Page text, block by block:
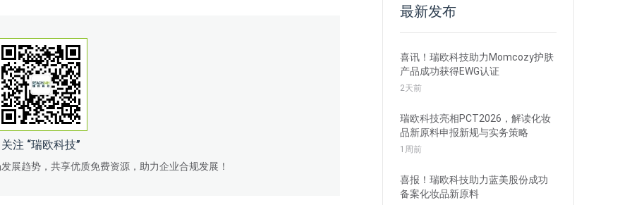
关注 “瑞欧科技”
展趋势，共享优质免费资源，助力企业合规发展！
最新发布
喜讯！瑞欧科技助力Momcozy护肤
产品成功获得EWG认证
2天前
瑞欧科技亮相PCT2026，解读化妆
品新原料申报新规与实务策略
1周前
喜报！瑞欧科技助力蓝美股份成功
备案化妆品新原料